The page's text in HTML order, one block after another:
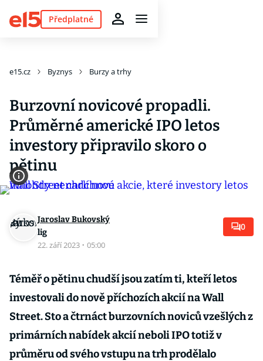
Předplatné
e15.cz Byznys Burzy a trhy
Burzovní novicové propadli.
Průměrné americké IPO letos
investory připravilo skoro o
pětinu
Jaroslav Bukovský
lig
22. září 2023 · 05:00
0
Téměř o pětinu chudší jsou zatím ti, kteří letos
investovali do nově příchozích akcií na Wall
Street. Sto a čtrnáct burzovních noviců vzešlých z
primárních nabídek akcií neboli IPO totiž v
průměru od svého vstupu na trh prodělalo